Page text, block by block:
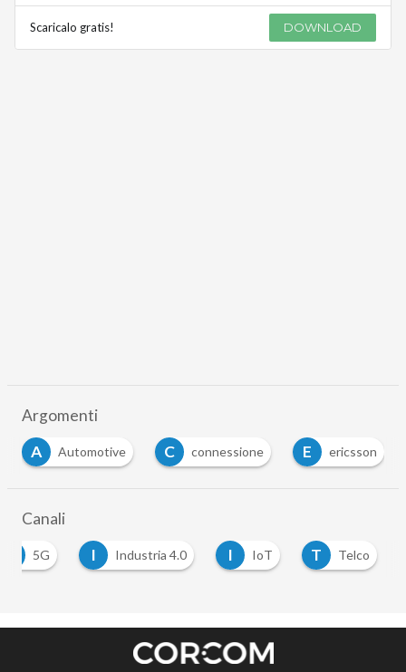
Scaricalo gratis! DOWNLOAD
Argomenti
A
Automotive C connessione E ericsson
Canali
5G I Industria 4.0 I IoT T Telco